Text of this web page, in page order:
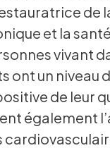
de
et la
vivant
ont un niveau
de leur
également